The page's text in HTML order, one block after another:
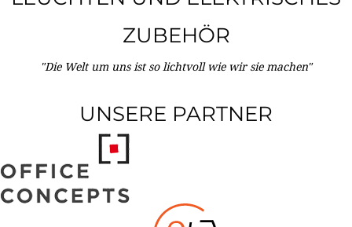
ZUBEHÖR
"Die Welt um uns ist so lichtvoll wie wir sie machen"
UNSERE PARTNER